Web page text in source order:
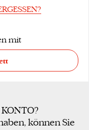
mit
können Sie